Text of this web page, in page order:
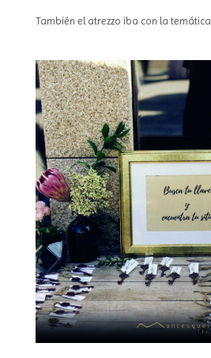
También el atrezzo iba con la temática.